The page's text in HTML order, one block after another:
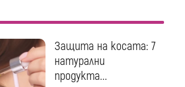
Защита на косата: 7
натурални
продукта...